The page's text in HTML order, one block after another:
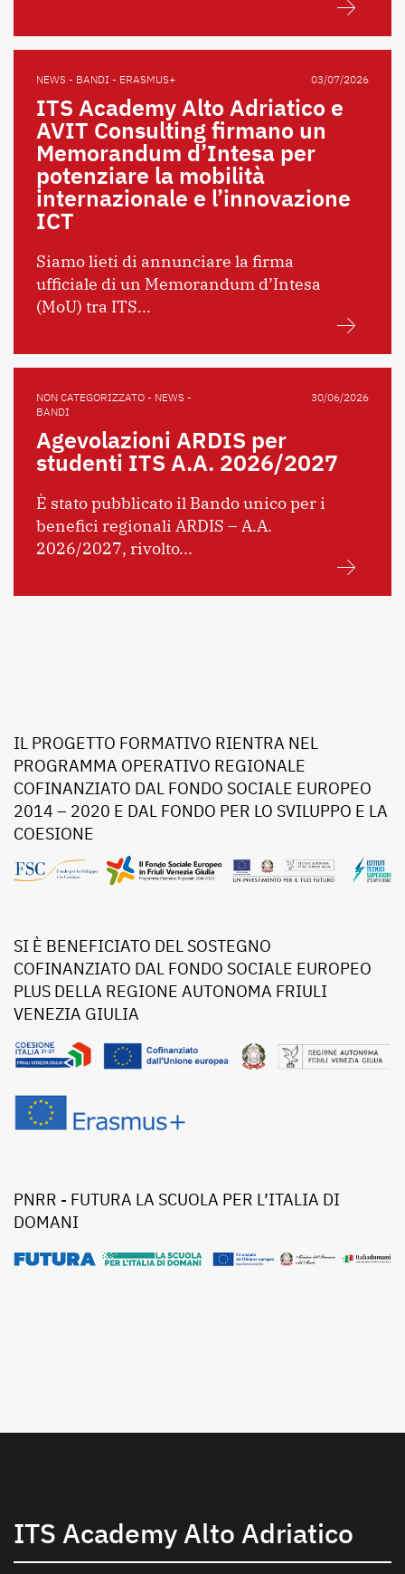
NEWS - BANDI - ERASMUS+ 03/07/2026
ITS Academy Alto Adriatico e
AVIT Consulting firmano un
Memorandum d’Intesa per
potenziare la mobilità
internazionale e l’innovazione
ICT
Siamo lieti di annunciare la firma
ufficiale di un Memorandum d’Intesa
(MoU) tra ITS...
NON CATEGORIZZATO - NEWS -
BANDI
30/06/2026
Agevolazioni ARDIS per
studenti ITS A.A. 2026/2027
È stato pubblicato il Bando unico per i
benefici regionali ARDIS – A.A.
2026/2027, rivolto...
IL PROGETTO FORMATIVO RIENTRA NEL
PROGRAMMA OPERATIVO REGIONALE
COFINANZIATO DAL FONDO SOCIALE EUROPEO
2014 – 2020 E DAL FONDO PER LO SVILUPPO E LA
COESIONE
SI È BENEFICIATO DEL SOSTEGNO
COFINANZIATO DAL FONDO SOCIALE EUROPEO
PLUS DELLA REGIONE AUTONOMA FRIULI
VENEZIA GIULIA
PNRR - FUTURA LA SCUOLA PER L’ITALIA DI
DOMANI
ITS Academy Alto Adriatico